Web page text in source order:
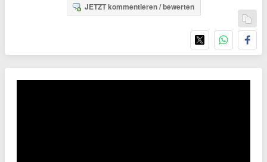
JETZT kommentieren / bewerten